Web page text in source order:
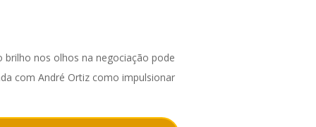
brilho nos olhos na negociação pode
com André Ortiz como impulsionar